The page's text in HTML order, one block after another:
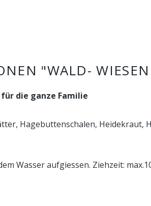
"WALD-
die ganze Familie
Hagebuttenschalen,
Wasser aufgiessen. Ziehzeit: